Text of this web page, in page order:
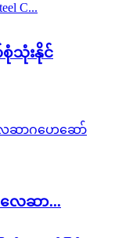
သုံးနိုင်
ေဆာ...